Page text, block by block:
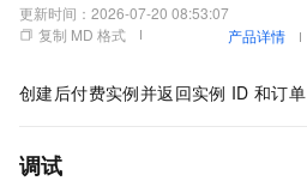
更新时间： 2026-07-20 08:53:07
复制 MD 格式
产品详情
创建后付费实例并返回实例 ID 和订单
调试